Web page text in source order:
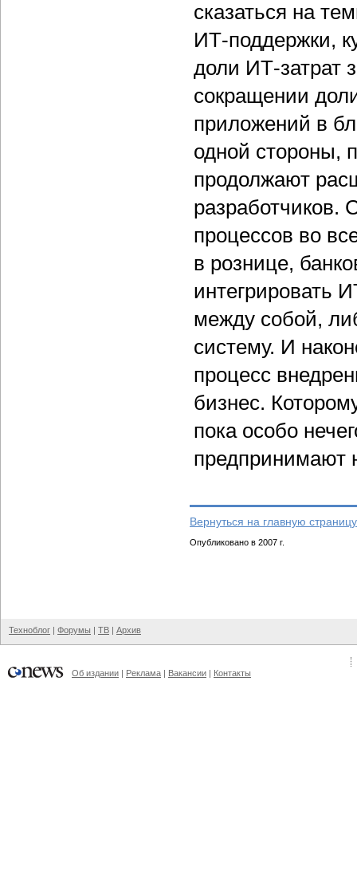
сказаться на
ИТ-поддержки,
доли ИТ-затрат
сокращении
приложений в
одной стороны,
продолжают
разработчиков.
процессов во
в рознице,
интегрировать
между собой,
систему. И
процесс
бизнес.
пока особо
предпринимают
Вернуться на главную
Опубликовано в 2007 г.
Техноблог | Форумы | ТВ | Архив
Об издании | Реклама | Вакансии | Контакты